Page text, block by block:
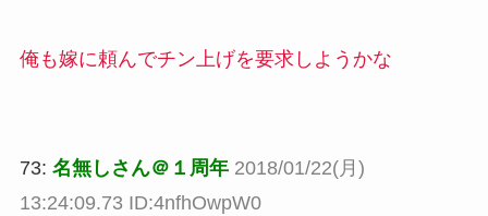
俺も嫁に頼んでチン上げを要求しようかな
73: 名無しさん＠１周年 2018/01/22(月)
13:24:09.73 ID:4nfhOwpW0